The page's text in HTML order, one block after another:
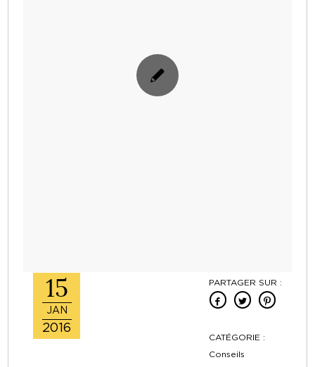
15
JAN
2016
PARTAGER SUR :
CATÉGORIE :
Conseils